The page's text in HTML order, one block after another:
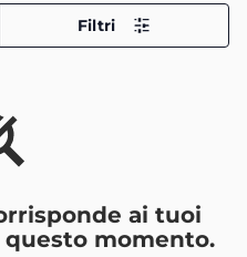
Filtri
ai tuoi
momento.